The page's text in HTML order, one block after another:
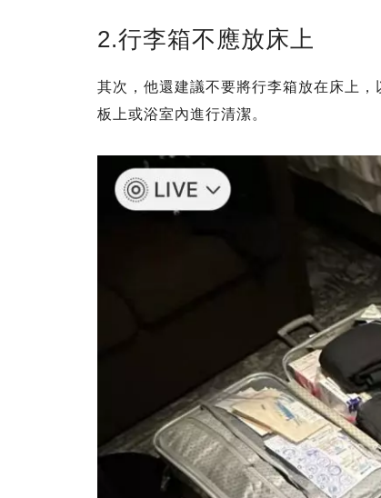
2.行李箱不應放床上
其次，他還建議不要將行李箱放在床上
板上或浴室內進行清潔。